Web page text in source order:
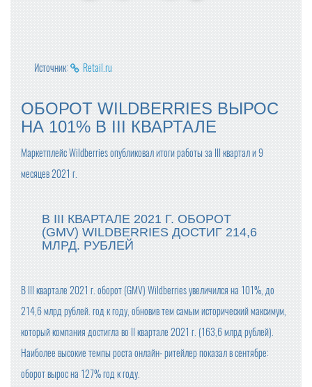
Источник: Retail.ru
ОБОРОТ WILDBERRIES ВЫРОС
НА 101% В III КВАРТАЛЕ
Маркетплейс Wildberries опубликовал итоги работы за III квартал и 9
месяцев 2021 г.
В III КВАРТАЛЕ 2021 Г. ОБОРОТ
(GMV) WILDBERRIES ДОСТИГ 214,6
МЛРД. РУБЛЕЙ
В III квартале 2021 г. оборот (GMV) Wildberries увеличился на 101%, до
214,6 млрд рублей. год к году, обновив тем самым исторический максимум,
который компания достигла во II квартале 2021 г. (163,6 млрд рублей).
Наиболее высокие темпы роста онлайн- ритейлер показал в сентябре:
оборот вырос на 127% год к году.